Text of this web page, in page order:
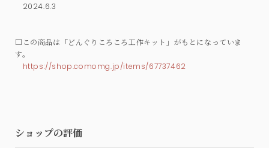
2024.6.3
□この商品は「どんぐりころころ工作キット」がもとになっていま
す。
https://shop.comomg.jp/items/67737462
ショップの評価